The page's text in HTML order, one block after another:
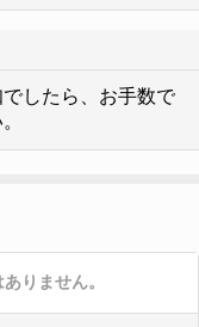
したら、お手数で
りません。